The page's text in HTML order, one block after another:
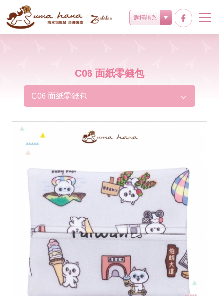
選擇語系
C06 面紙零錢包
C06 面紙零錢包